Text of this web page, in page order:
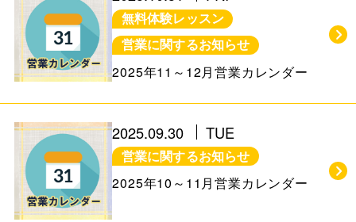
会社概要
無料体験レッスン
はこちら
無料体験レッスン
営業に関するお知らせ
2025年11～12月営業カレンダー
2025.09.30 TUE
営業に関するお知らせ
2025年10～11月営業カレンダー